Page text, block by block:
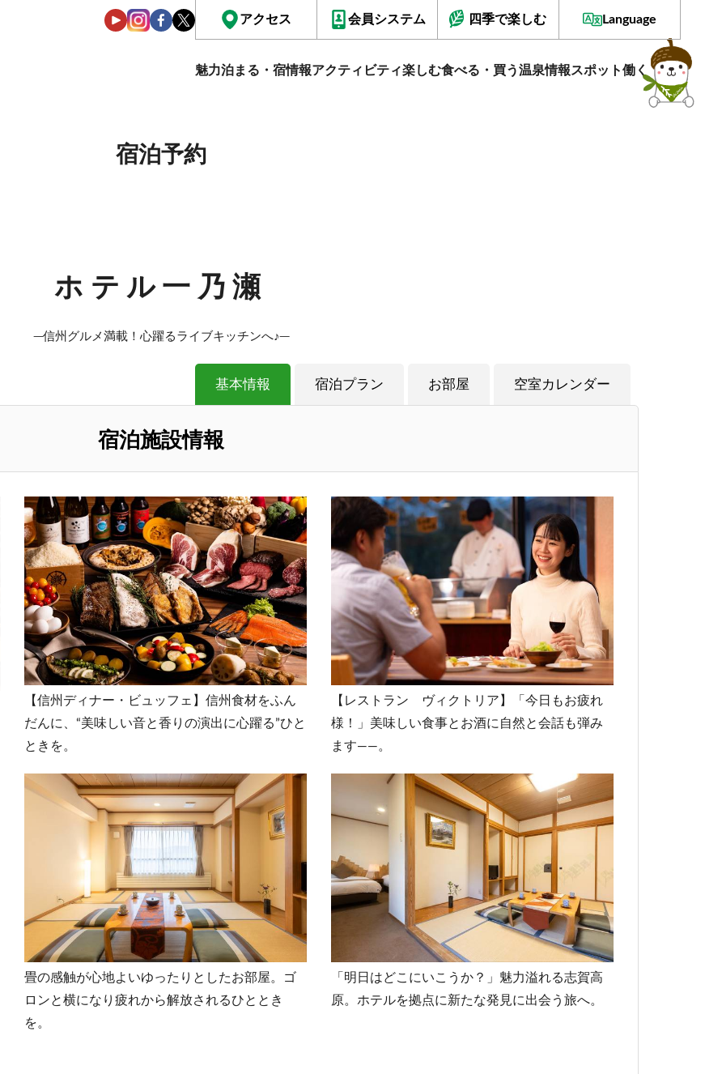
アクセス 会員システム 四季で楽しむ Language
魅力泊まる・宿情報アクティビティ楽しむ食べる・買う温泉情報スポット働く
宿泊予約
ホテル一乃瀬
─信州グルメ満載！心躍るライブキッチンへ♪─
基本情報 宿泊プラン お部屋 空室カレンダー
宿泊施設情報
【信州ディナー・ビュッフェ】信州食材をふん
だんに、“美味しい音と香りの演出に心躍る”ひと
ときを。
【レストラン ヴィクトリア】「今日もお疲れ
様！」美味しい食事とお酒に自然と会話も弾み
ます――。
畳の感触が心地よいゆったりとしたお部屋。ゴ
ロンと横になり疲れから解放されるひととき
を。
「明日はどこにいこうか？」魅力溢れる志賀高
原。ホテルを拠点に新たな発見に出会う旅へ。